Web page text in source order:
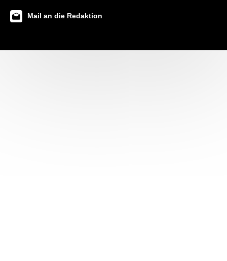
Mail an die Redaktion